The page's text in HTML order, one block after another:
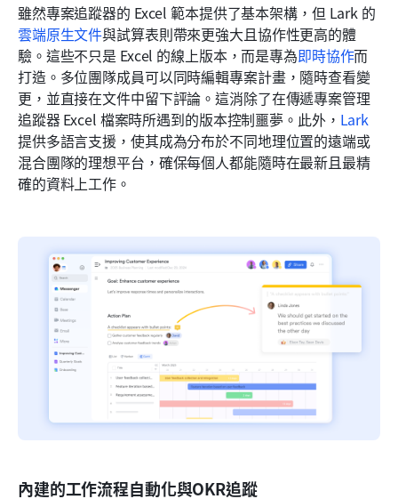
雖然專案追蹤器的 Excel 範本提供了基本架構，但 Lark 的
雲端原生文件與試算表則帶來更強大且協作性更高的體
驗。這些不只是 Excel 的線上版本，而是專為即時協作而
打造。多位團隊成員可以同時編輯專案計畫，隨時查看變
更，並直接在文件中留下評論。這消除了在傳遞專案管理
追蹤器 Excel 檔案時所遇到的版本控制噩夢。此外， Lark
提供多語言支援，使其成為分布於不同地理位置的遠端或
混合團隊的理想平台，確保每個人都能隨時在最新且最精
確的資料上工作。
內建的工作流程自動化與OKR追蹤